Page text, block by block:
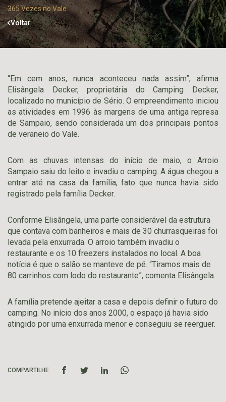
365 Vezes no Vale
Voltar
“Em cem anos, nunca aconteceu nada assim”, afirma
Elisângela Decker, proprietária do Camping Decker,
localizado no município de Sério. O empreendimento iniciou
as atividades em 1996 às margens de uma antiga represa
de Sampaio, sendo considerada um dos principais pontos
de veraneio do Vale.
Com as chuvas intensas do início de maio, o Arroio
Sampaio saiu do leito e invadiu o camping. A água chegou a
entrar até na casa da família, fato que nunca havia sido
registrado pela família Decker.
Conforme Elisângela, uma parte considerável da estrutura
que contava com banheiros e mais de 30 churrasqueiras foi
levada pela enxurrada. O arroio também invadiu o
restaurante e os 10 freezers instalados no local. A boa
notícia é que o salão se manteve de pé. “Tiramos mais de
80 carrinhos com lodo do restaurante”, comenta Elisângela.
A família pretende ajeitar a casa e depois definir o futuro do
camping. No início dos anos 2000, o espaço já havia sido
atingido por uma enxurrada menor e conseguiu se reerguer.
COMPARTILHE